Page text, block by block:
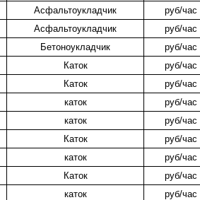
Асфальтоукладчик руб/час
Асфальтоукладчик руб/час
Бетоноукладчик руб/час
Каток руб/час
Каток руб/час
каток руб/час
каток руб/час
Каток руб/час
каток руб/час
Каток руб/час
каток руб/час